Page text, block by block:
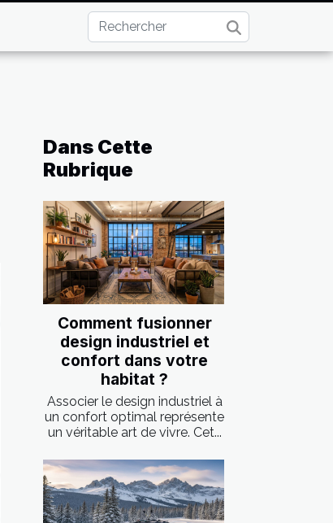
Dans Cette
Rubrique
Comment fusionner
design industriel et
confort dans votre
habitat ?
Associer le design industriel à
un confort optimal représente
un véritable art de vivre. Cet...